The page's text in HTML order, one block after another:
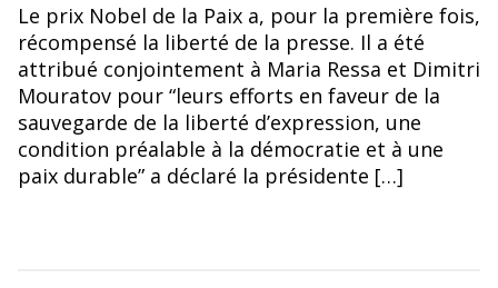
Le prix Nobel de la Paix a, pour la première fois,
récompensé la liberté de la presse. Il a été
attribué conjointement à Maria Ressa et Dimitri
Mouratov pour “leurs efforts en faveur de la
sauvegarde de la liberté d’expression, une
condition préalable à la démocratie et à une
paix durable” a déclaré la présidente […]